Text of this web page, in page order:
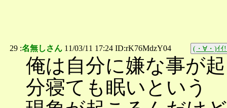
29 :名無しさん 11/03/11 17:24 ID:rK76MdzY04 (・∀・)ｲｲ
俺は自分に嫌な事が
分寝ても眠いという